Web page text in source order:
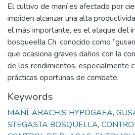
El cultivo de maní es afectado por
impiden alcanzar una alta
el más importante, es el ataque del
bosqueella Ch. conocido como
que ocasiona graves daños con la
de los rendimientos, especialmente
prácticas oportunas de combate.
Keywords
MANÍ, ARACHIS HYPOGAEA,
STEGASTA BOSQUELLA,